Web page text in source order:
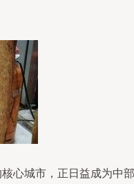
心城市，正日益成为中部